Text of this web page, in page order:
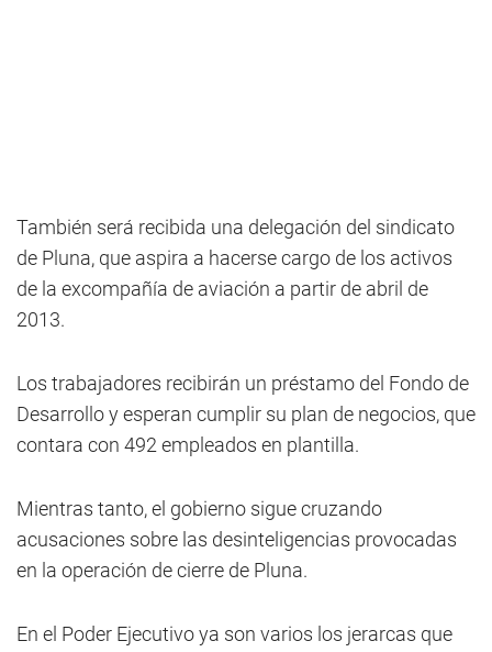
También será recibida una delegación del sindicato
de Pluna, que aspira a hacerse cargo de los activos
de la excompañía de aviación a partir de abril de
2013.
Los trabajadores recibirán un préstamo del Fondo de
Desarrollo y esperan cumplir su plan de negocios, que
contara con 492 empleados en plantilla.
Mientras tanto, el gobierno sigue cruzando
acusaciones sobre las desinteligencias provocadas
en la operación de cierre de Pluna.
En el Poder Ejecutivo ya son varios los jerarcas que